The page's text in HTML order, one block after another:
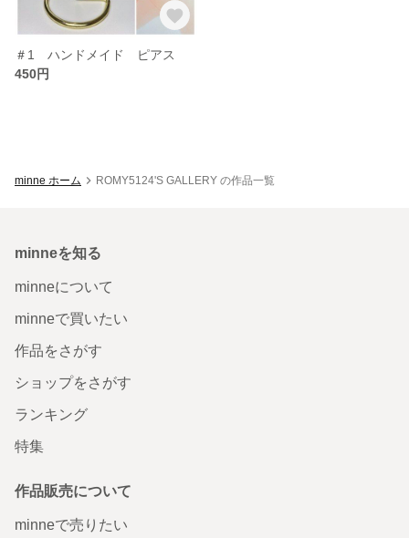
＃1 ハンドメイド ピアス
450円
minne ホーム ROMY5124'S GALLERY の作品一覧
minneを知る
minneについて
minneで買いたい
作品をさがす
ショップをさがす
ランキング
特集
作品販売について
minneで売りたい